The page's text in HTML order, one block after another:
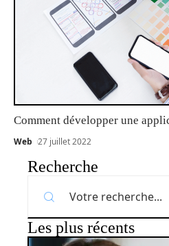
Comment développer une
Web 27 juillet 2022
Recherche
Les plus récents